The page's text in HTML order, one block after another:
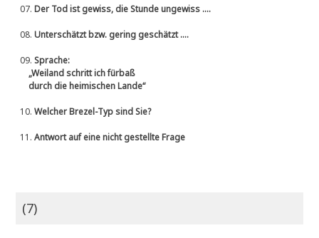
07.Der Tod ist gewiss, die Stunde ungewiss ....
08.Unterschätzt bzw. gering geschätzt ....
09.Sprache:
„Weiland schritt ich fürbaß
durch die heimischen Lande“
10.Welcher Brezel-Typ sind Sie?
11.Antwort auf eine nicht gestellte Frage
(7)